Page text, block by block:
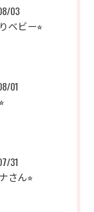
03
ベビー⭐︎
01
31
さん⭐︎